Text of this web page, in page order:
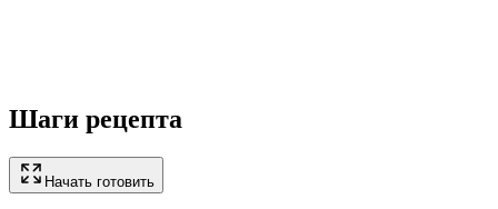
Шаги рецепта
Начать готовить